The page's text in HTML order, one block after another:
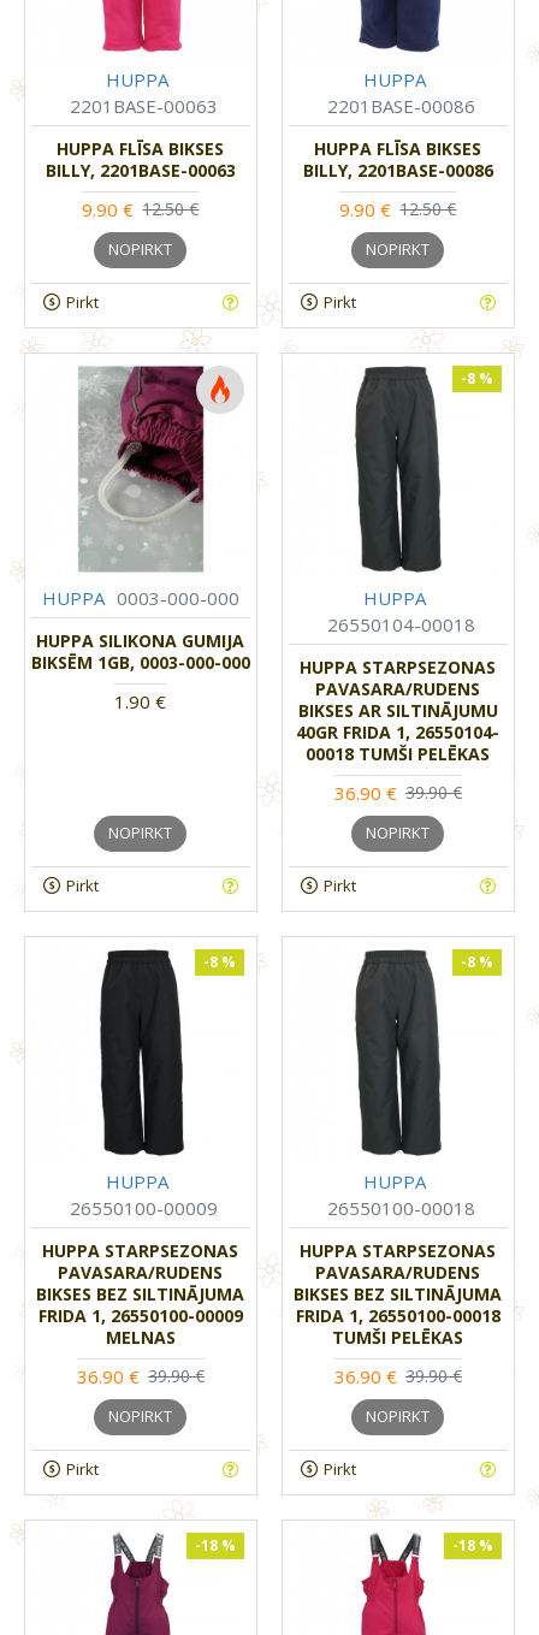
HUPPA
2201BASE-00063
HUPPA FLĪSA BIKSES
BILLY, 2201BASE-00063
9.90 € 12.50 €
NOPIRKT
Pirkt
HUPPA
2201BASE-00086
HUPPA FLĪSA BIKSES
BILLY, 2201BASE-00086
9.90 € 12.50 €
NOPIRKT
Pirkt
HUPPA 0003-000-000
HUPPA SILIKONA GUMIJA
BIKSĒM 1GB, 0003-000-000
1.90 €
NOPIRKT
Pirkt
-8 %
HUPPA
26550104-00018
HUPPA STARPSEZONAS
PAVASARA/RUDENS
BIKSES AR SILTINĀJUMU
40GR FRIDA 1, 26550104-
00018 TUMŠI PELĒKAS
36.90 € 39.90 €
NOPIRKT
Pirkt
-8 %
HUPPA
26550100-00009
HUPPA STARPSEZONAS
PAVASARA/RUDENS
BIKSES BEZ SILTINĀJUMA
FRIDA 1, 26550100-00009
MELNAS
36.90 € 39.90 €
NOPIRKT
Pirkt
-8 %
HUPPA
26550100-00018
HUPPA STARPSEZONAS
PAVASARA/RUDENS
BIKSES BEZ SILTINĀJUMA
FRIDA 1, 26550100-00018
TUMŠI PELĒKAS
36.90 € 39.90 €
NOPIRKT
Pirkt
-18 % -18 %